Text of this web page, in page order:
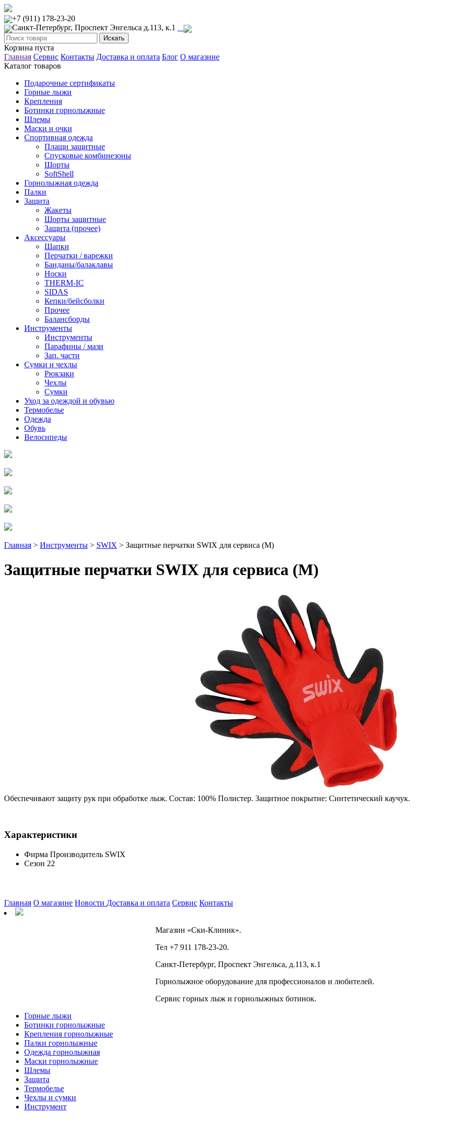
+7 (911) 178-23-20
Санкт-Петербург, Проспект Энгельса д.113, к.1
Корзина пуста
Главная Сервис Контакты Доставка и оплата Блог О магазине
Каталог товаров
Подарочные сертификаты
Горные лыжи
Крепления
Ботинки горнолыжные
Шлемы
Маски и очки
Спортивная одежда
Плащи защитные
Спусковые комбинезоны
Шорты
SoftShell
Горнолыжная одежда
Палки
Защита
Жакеты
Шорты защитные
Защита (прочее)
Аксессуары
Шапки
Перчатки / варежки
Банданы/балаклавы
Носки
THERM-IC
SIDAS
Кепки/бейсболки
Прочее
Балансборды
Инструменты
Инструменты
Парафины / мази
Зап. части
Сумки и чехлы
Рюкзаки
Чехлы
Сумки
Уход за одеждой и обувью
Термобелье
Одежда
Обувь
Велосипеды
Главная > Инструменты > SWIX > Защитные перчатки SWIX для сервиса (M)
Защитные перчатки SWIX для сервиса (M)
Обеспечивают защиту рук при обработке лыж. Состав: 100% Полистер. Защитное покрытие: Синтетический каучук.
Характеристики
Фирма Производитель SWIX
Сезон 22
Главная О магазине Новости Доставка и оплата Сервис Контакты
Магазин «Ски-Клиник».
Тел +7 911 178-23-20.
Санкт-Петербург, Проспект Энгельса, д.113, к.1
Горнолыжное оборудование для профессионалов и любителей.
Сервис горных лыж и горнолыжных ботинок.
Горные лыжи
Ботинки горнолыжные
Крепления горнолыжные
Палки горнолыжные
Одежда горнолыжная
Маски горнолыжные
Шлемы
Защита
Термобелье
Чехлы и сумки
Инструмент